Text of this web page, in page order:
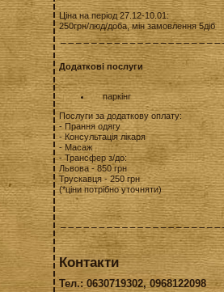
Ціна на період 27.12-10.01:
250грн/люд/доба, мін замовлення 5діб
Додаткові послуги
паркінг
Послуги за додаткову оплату:
- Прання одягу
- Консультація лікаря
- Масаж
- Трансфер з/до:
Львова - 850 грн
Трускавця - 250 грн
(*ціни потрібно уточняти)
Контакти
Тел.: 0630719302, 0968122098